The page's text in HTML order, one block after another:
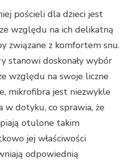
pościeli dla dzieci jest
względu na ich delikatną
związane z komfortem snu.
stanowi doskonały wybór
względu na swoje liczne
mikrofibra jest niezwykle
w dotyku, co sprawia, że
otulone takim
jej właściwości
odpowiednią